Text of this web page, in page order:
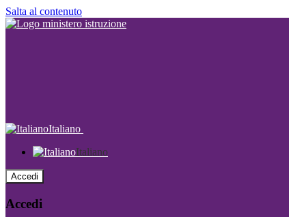
Salta al contenuto
Italiano
Italiano
Accedi
Accedi